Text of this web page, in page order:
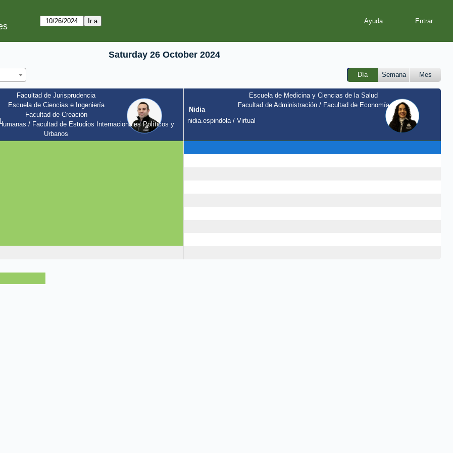
Ayuda
Saturday 26 October 2024
Día Semana Mes
Facultad de Jurisprudencia
Escuela de Ciencias e Ingeniería
Facultad de Creación
/ Facultad de Estudios Internacionales Políticos y
Urbanos
Nidia
nidia.espindola / Virtual
Escuela de Medicina y Ciencias de la Salud
Facultad de Administración / Facultad de Economía